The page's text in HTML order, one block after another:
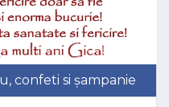
confeti si șampanie